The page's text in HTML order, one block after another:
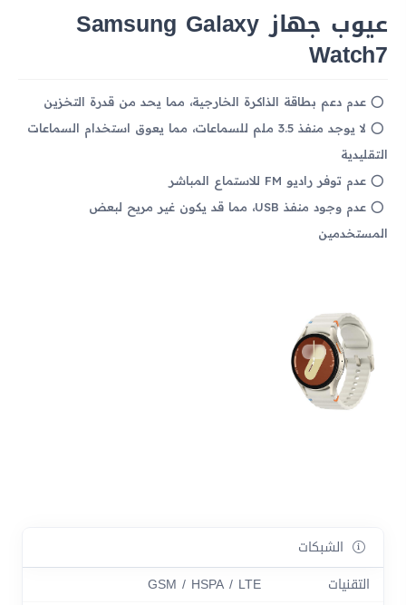
عيوب جهاز Samsung Galaxy
Watch7
عدم دعم بطاقة الذاكرة الخارجية، مما يحد من قدرة التخزين
لا يوجد منفذ 3.5 ملم للسماعات، مما يعوق استخدام السماعات
التقليدية
عدم توفر راديو FM للاستماع المباشر
عدم وجود منفذ USB، مما قد يكون غير مريح لبعض
المستخدمين
الشبكات
التقنيات
GSM / HSPA / LTE